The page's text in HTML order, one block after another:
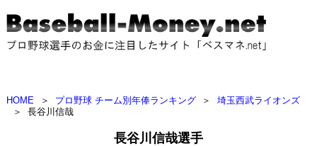
HOME ＞ プロ野球 チーム別年俸ランキング ＞
埼玉西武ライオンズ
＞
長谷川信哉
長谷川信哉選手